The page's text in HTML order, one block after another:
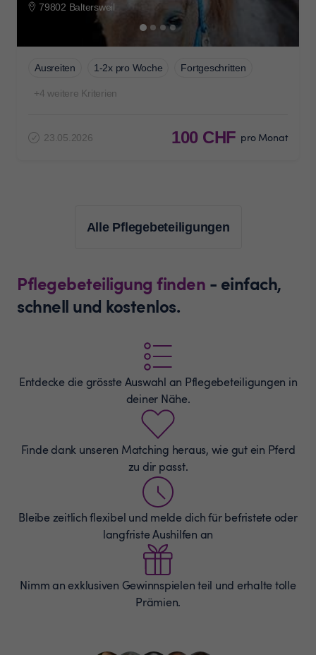
79802 Baltersweil
Ausreiten 1-2x pro Woche Fortgeschritten
+4 weitere Kriterien
23.05.2026 100 CHF pro Monat
Alle Pflegebeteiligungen
Pflegebeteiligung finden - einfach,
schnell und kostenlos.
Entdecke die grösste Auswahl an Pflegebeteiligungen in
deiner Nähe.
Finde dank unseren Matching heraus, wie gut ein Pferd
zu dir passt.
Bleibe zeitlich flexibel und melde dich für befristete oder
langfriste Aushilfen an
Nimm an exklusiven Gewinnspielen teil und erhalte tolle
Prämien.